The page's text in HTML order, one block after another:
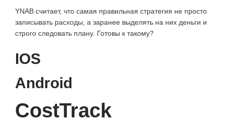
YNAB считает, что самая правильная стратегия не просто
записывать расходы, а заранее выделять на них деньги и
строго следовать плану. Готовы к такому?
IOS
Android
CostTrack